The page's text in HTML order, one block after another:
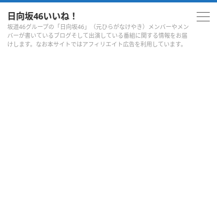
日向坂46いいね！
坂道46グループの「日向坂46」（元ひらがなけやき）メンバーやメン
バーが書いているブログそして出演している番組に関する情報をお届
けします。なお本サイトではアフィリエイト広告を利用しています。